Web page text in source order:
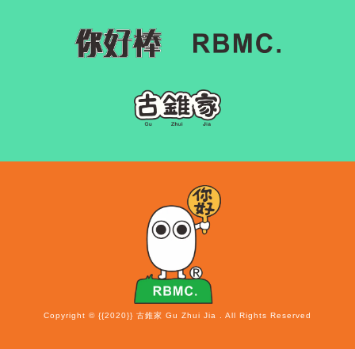
Copyright © {{2020}} 古錐家 Gu Zhui Jia . All Rights Reserved